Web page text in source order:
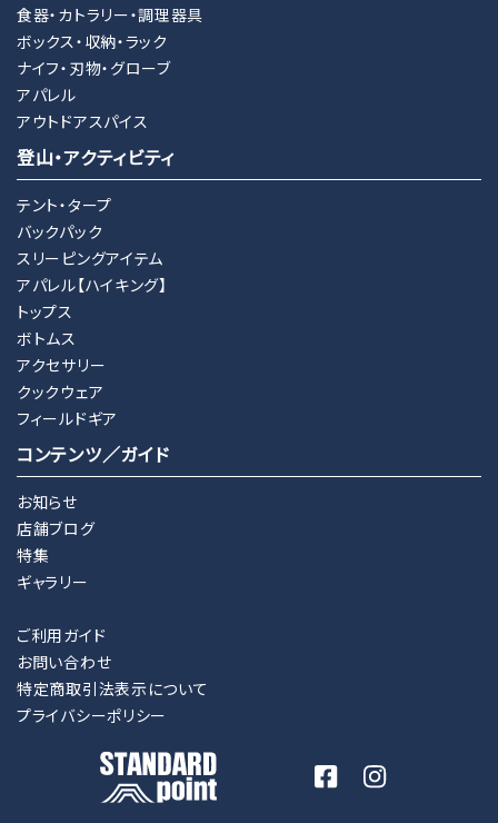
食器・カトラリー・調理器具
ボックス・収納・ラック
ナイフ・刃物・グローブ
アパレル
アウトドアスパイス
登山・アクティビティ
テント・タープ
バックパック
スリーピングアイテム
アパレル【ハイキング】
トップス
ボトムス
アクセサリー
クックウェア
フィールドギア
コンテンツ／ガイド
お知らせ
店舗ブログ
特集
ギャラリー
ご利用ガイド
お問い合わせ
特定商取引法表示について
プライバシーポリシー